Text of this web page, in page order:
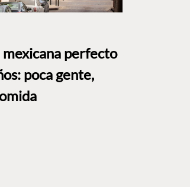
mexicana perfecto
poca gente,